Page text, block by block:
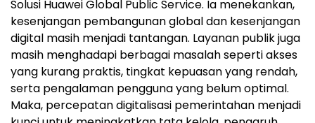
Solusi Huawei Global Public Service. Ia menekankan,
kesenjangan pembangunan global dan kesenjangan
digital masih menjadi tantangan. Layanan publik juga
masih menghadapi berbagai masalah seperti akses
yang kurang praktis, tingkat kepuasan yang rendah,
serta pengalaman pengguna yang belum optimal.
Maka, percepatan digitalisasi pemerintahan menjadi